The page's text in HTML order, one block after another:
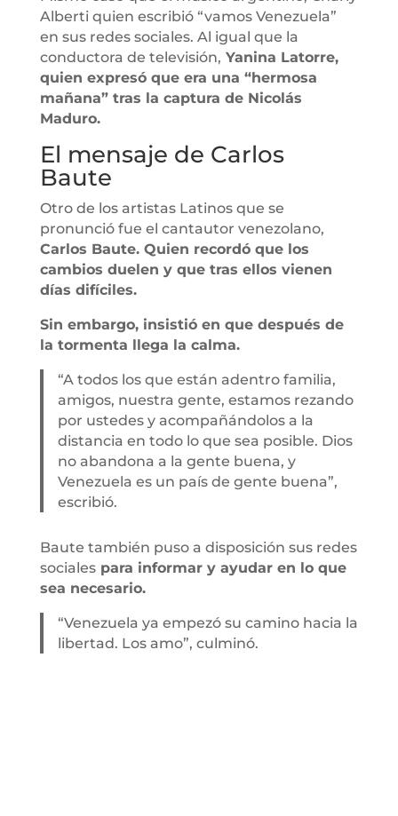
Alberti quien escribió “vamos Venezuela”
en sus redes sociales. Al igual que la
conductora de televisión, Yanina Latorre,
quien expresó que era una “hermosa
mañana” tras la captura de Nicolás
Maduro.
El mensaje de Carlos
Baute
Otro de los artistas Latinos que se
pronunció fue el cantautor venezolano,
Carlos Baute. Quien recordó que los
cambios duelen y que tras ellos vienen
días difíciles.
Sin embargo, insistió en que después de
la tormenta llega la calma.
“A todos los que están adentro familia,
amigos, nuestra gente, estamos rezando
por ustedes y acompañándolos a la
distancia en todo lo que sea posible. Dios
no abandona a la gente buena, y
Venezuela es un país de gente buena”,
escribió.
Baute también puso a disposición sus redes
socialespara informar y ayudar en lo que
sea necesario.
“Venezuela ya empezó su camino hacia la
libertad. Los amo”, culminó.